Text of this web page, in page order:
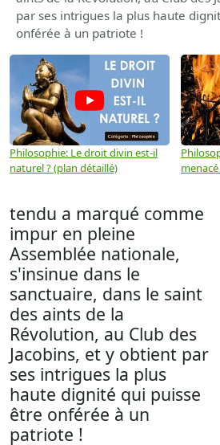
par ses intrigues la plus haute
onférée à un patriote !
Philosophie: Le droit divin est-il
naturel ? (plan détaillé)
tendu a marqué comme
impur en pleine
Assemblée nationale,
s'insinue dans le
sanctuaire, dans le saint
des aints de la
Révolution, au Club des
Jacobins, et y obtient par
ses intrigues la plus
haute dignité qui puisse
être onférée à un
patriote !